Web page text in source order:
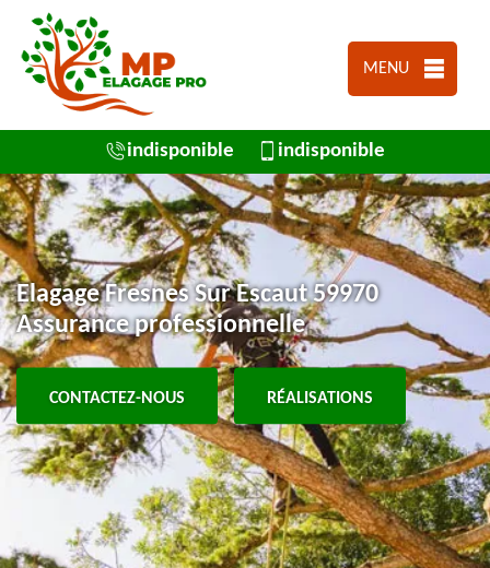
MENU
indisponible indisponible
Elagage Fresnes Sur Escaut 59970
Assurance professionnelle
CONTACTEZ-NOUS RÉALISATIONS